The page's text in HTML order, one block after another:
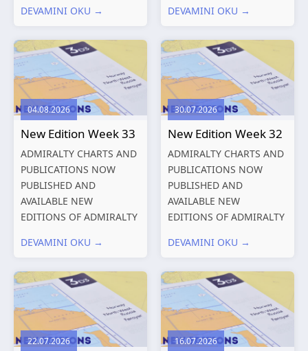
Marine, denizcilik
düzenleyici gereklilikleri
ve dijitalleşen
operasyonel ihtiyaçları
doğrultusunda kapsamlı
Dijital Yayınlar ve Uyum
Yönetimi çözümleri
sunmaktadır.
Hizmetlerimiz; gemi
işletmecileri, armatörler,
teknik yönetim şirketleri
ve denizcilik...
DEVAMINI OKU →
Structures – Consolidated
Shipping and the
Environment – A Guide to
Environmental
Compliance...
DEVAMINI OKU →
04.08.2026
New Edition Week 33
ADMIRALTY CHARTS AND
PUBLICATIONS NOW
PUBLISHED AND
AVAILABLE NEW
EDITIONS OF ADMIRALTY
PUBLICATIONS New
Charts published 13
August 2026 Chart
Title, limits
and other remarks
319
DEVAMINI OKU →
30.07.2026
New Edition Week 32
ADMIRALTY CHARTS AND
PUBLICATIONS NOW
PUBLISHED AND
AVAILABLE NEW
EDITIONS OF ADMIRALTY
PUBLICATIONS New
Charts published 06
August 2026 Chart Title,
limits and other remarks
1602 China – Chang...
DEVAMINI OKU →
22.07.2026 16.07.2026